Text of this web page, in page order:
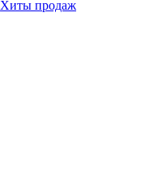
Хиты продаж